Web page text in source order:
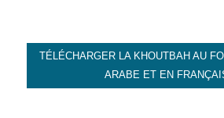
TÉLÉCHARGER LA KHOUTBAH AU
ARABE ET EN